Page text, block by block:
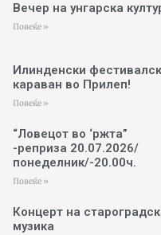
Вечер на унгарска
Повеќе »
Илинденски
караван во Прилеп!
Повеќе »
“Ловецот во ‘ржта”
-реприза 20.07.2026/
понеделник/-20.00ч.
Повеќе »
Концерт на
музика